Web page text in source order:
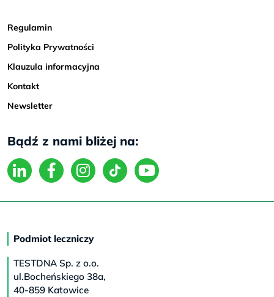
Regulamin
Polityka Prywatności
Klauzula informacyjna
Kontakt
Newsletter
Bądź z nami bliżej na:
Podmiot leczniczy
TESTDNA Sp. z o.o.
ul.Bocheńskiego 38a,
40-859 Katowice